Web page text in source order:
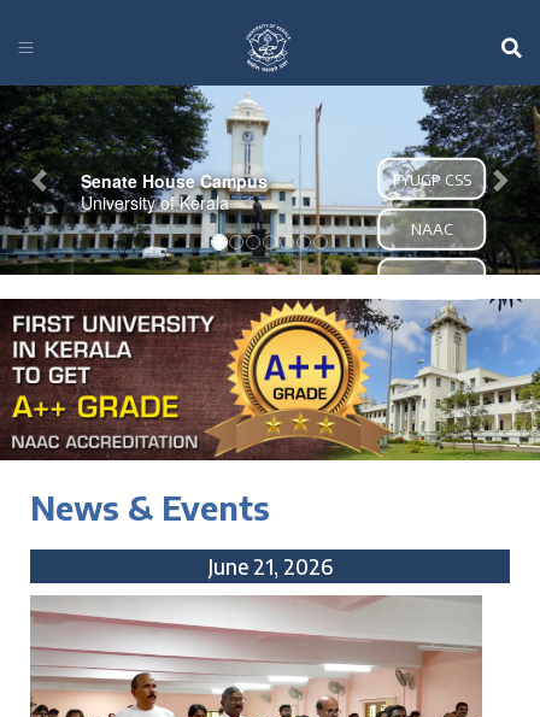
FYUGP CSS
NAAC
NIRF
NIRF RANKING
2025
Previous
News & Events
June 21, 2026